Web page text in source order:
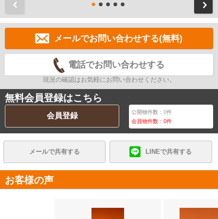
メールでお問い合わせする(無料)
電話でお問い合わせする
現況の確認はお気軽にお問い合わせください。
無料会員登録はこちら
会員登録 公開物件数：0件
会員物件数：0件
メールで共有する LINEで共有する
お客様の声